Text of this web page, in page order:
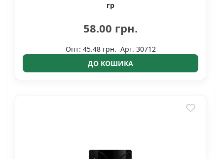
гр
58.00 грн.
Опт: 45.48 грн. Арт. 30712
ДО КОШИКА